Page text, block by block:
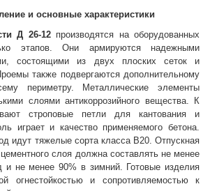
и основные характеристики
Д 26-12производятся на оборудованных
этапов. Они армируются надежными
состоящими из двух плоских сеток и
также подвергаются дополнительному
периметру. Металлические элементы
слоями антикоррозийного вещества. К
строповые петли для кантования и
играет и качество применяемого бетона.
идут тяжелые сорта класса В20. Отпускная
слоя должна составлять не менее
и не менее 90% в зимний. Готовые изделия
огнестойкостью и сопротивляемостью к